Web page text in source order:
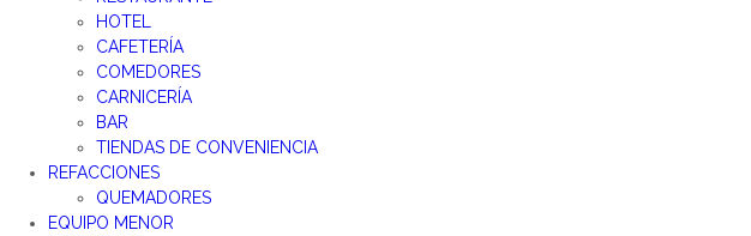
HOTEL
CAFETERÍA
COMEDORES
CARNICERÍA
BAR
TIENDAS DE CONVENIENCIA
REFACCIONES
QUEMADORES
EQUIPO MENOR